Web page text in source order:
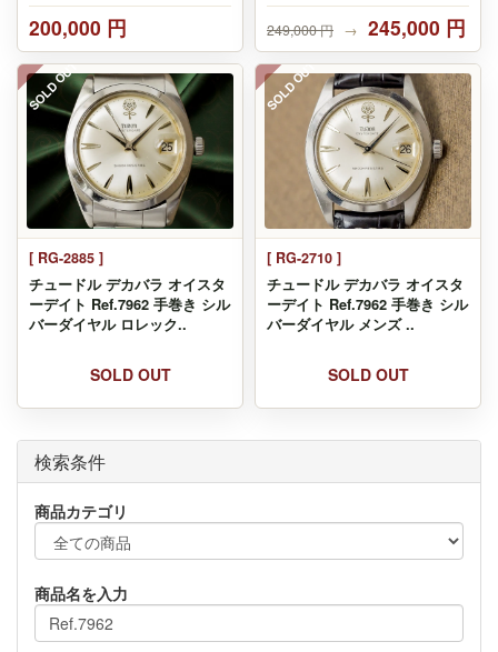
200,000 円 249,000 円 → 245,000 円
SOLD OUT
[ RG-2885 ]
チュードル デカバラ オイスタ
ーデイト Ref.7962 手巻き シル
バーダイヤル ロレック..
SOLD OUT
SOLD OUT
[ RG-2710 ]
チュードル デカバラ オイスタ
ーデイト Ref.7962 手巻き シル
バーダイヤル メンズ ..
SOLD OUT
検索条件
商品カテゴリ
商品名を入力